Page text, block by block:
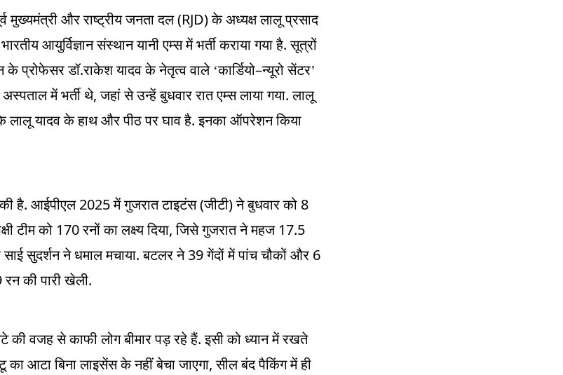
मुख्यमंत्री और राष्ट्रीय जनता दल(RJD)के अध्यक्ष लालू प्रसाद
आयुर्विज्ञान संस्थान यानी एम्स में भर्ती कराया गया है.सूत्रों
के प्रोफेसर डॉ.राकेश यादव के नेतृत्व वाले ‘कार्डियो–न्यूरो सेंटर’
में भर्ती थे,जहां से उन्हें बुधवार रात एम्स लाया गया.लालू
लालू यादव के हाथ और पीठ पर घाव है.इनका ऑपरेशन किया
है. आईपीएल 2025में गुजरात टाइटंस(जीटी)ने बुधवार को 8
टीम को 170रनों का लक्ष्य दिया,जिसे गुजरात ने महज 17.5
सुदर्शन ने धमाल मचाया.बटलर ने39गेंदों में पांच चौकों और 6
रन की पारी खेली.
की वजह से काफी लोग बीमार पड़ रहे हैं.इसी को ध्यान में रखते
आटा बिना लाइसेंस के नहीं बेचा जाएगा,सील बंद पैकिंग में ही